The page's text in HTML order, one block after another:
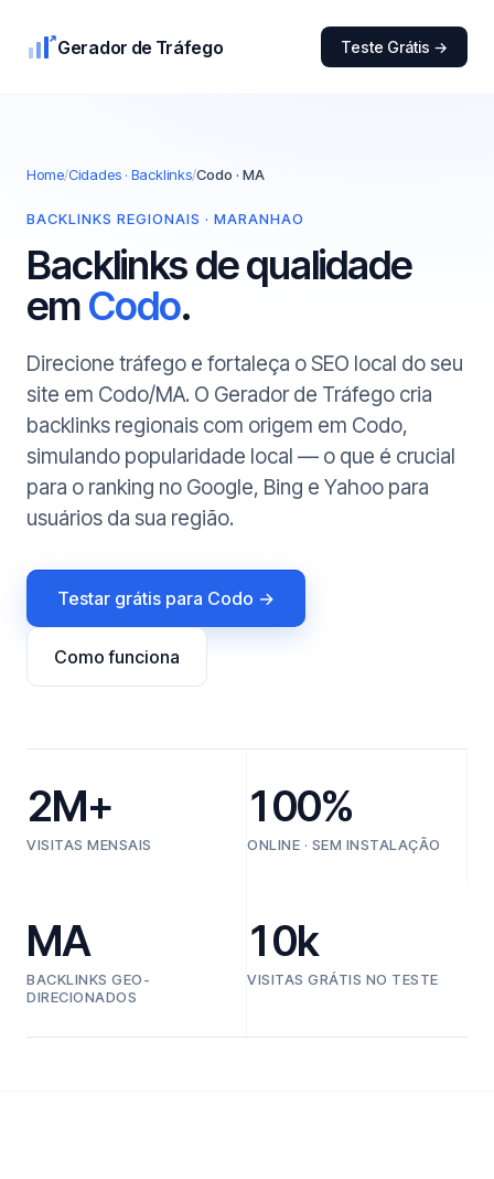
Gerador de Tráfego Teste Grátis →
Home/Cidades · Backlinks/Codo · MA
BACKLINKS REGIONAIS · MARANHAO
Backlinks de qualidade
emCodo.
Direcione tráfego e fortaleça o SEO local do seu
site em Codo/MA. O Gerador de Tráfego cria
backlinks regionais com origem em Codo,
simulando popularidade local — o que é crucial
para o ranking no Google, Bing e Yahoo para
usuários da sua região.
Testar grátis para Codo →
Como funciona
2M+
VISITAS MENSAIS
100%
ONLINE · SEM INSTALAÇÃO
MA
BACKLINKS GEO-
DIRECIONADOS
10k
VISITAS GRÁTIS NO TESTE